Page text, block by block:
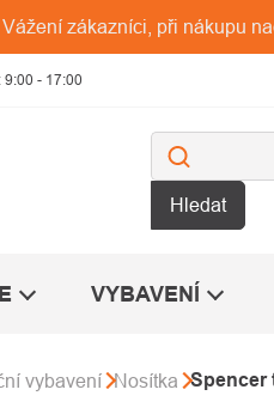
Vážení zákazníci, při nákupu
Hledat
VYBAVENÍ
vybavení Nosítka Spencer